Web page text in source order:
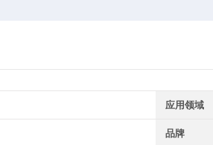
应用领域
品牌